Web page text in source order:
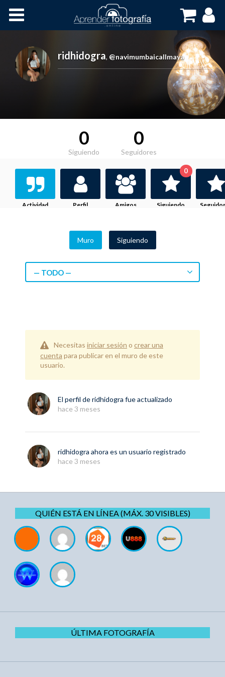
Cursos OnLine
ridhidogra, @navimumbaicallmaya
0
Siguiendo
0
Seguidores
Actividad Perfil Amigos Siguiendo
0
Muro Siguiendo
— TODO —
Necesitas iniciar sesión o crear una
cuenta para publicar en el muro de este
usuario.
El perfil deridhidogra fue actualizado
hace 3 meses
ridhidogra ahora es un usuario registrado
hace 3 meses
QUIÉN ESTÁ EN LÍNEA (MÁX. 30 VISIBLES)
ÚLTIMA FOTOGRAFÍA